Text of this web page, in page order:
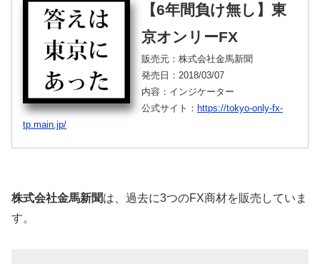
【6年間負け無し】東
京オンリーFX
販売元：株式会社金馬新聞
発売日：2018/03/07
内容：インジケーター
公式サイト： https://tokyo-only-fx-
tp.main.jp/
株式会社金馬新聞は、過去に3つのFX商材を販売していま
す。